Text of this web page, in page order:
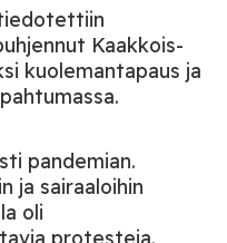
tiedotettiin
Kaakkois-
kuolemantapaus ja
pandemian.
ja sairaaloihin
oli
protesteja.